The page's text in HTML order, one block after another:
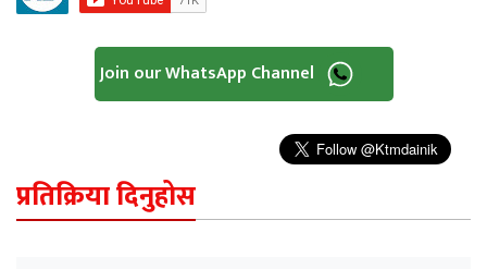
Join our WhatsApp Channel
प्रतिक्रिया दिनुहोस